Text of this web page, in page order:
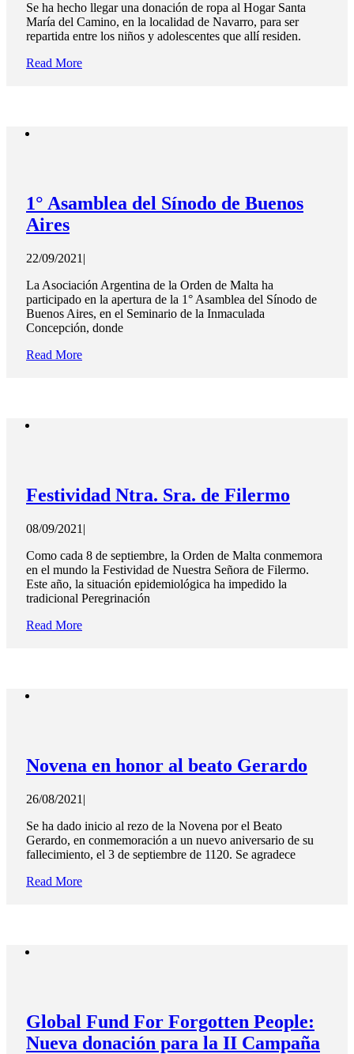
Se ha hecho llegar una donación de ropa al Hogar Santa
María del Camino, en la localidad de Navarro, para ser
repartida entre los niños y adolescentes que allí residen.
Read More
1° Asamblea del Sínodo de Buenos
Aires
22/09/2021 |
La Asociación Argentina de la Orden de Malta ha
participado en la apertura de la 1° Asamblea del Sínodo de
Buenos Aires, en el Seminario de la Inmaculada
Concepción, donde
Read More
Festividad Ntra. Sra. de Filermo
08/09/2021 |
Como cada 8 de septiembre, la Orden de Malta conmemora
en el mundo la Festividad de Nuestra Señora de Filermo.
Este año, la situación epidemiológica ha impedido la
tradicional Peregrinación
Read More
Novena en honor al beato Gerardo
26/08/2021 |
Se ha dado inicio al rezo de la Novena por el Beato
Gerardo, en conmemoración a un nuevo aniversario de su
fallecimiento, el 3 de septiembre de 1120. Se agradece
Read More
Global Fund For Forgotten People:
Nueva donación para la II Campaña